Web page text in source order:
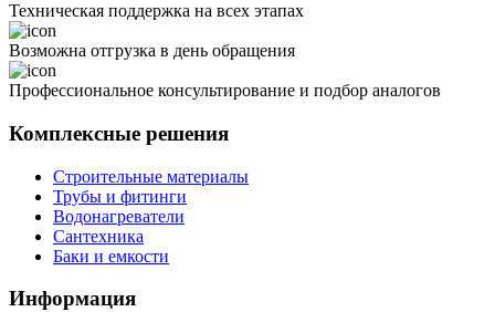
Техническая поддержка на всех этапах
Возможна отгрузка в день обращения
Профессиональное консультирование и подбор аналогов
Комплексные решения
Строительные материалы
Трубы и фитинги
Водонагреватели
Сантехника
Баки и емкости
Информация